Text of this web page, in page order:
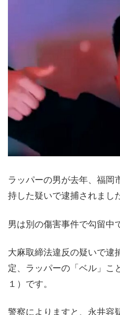
ラッパーの男が去年、福岡
持した疑いで逮捕されまし
男は別の傷害事件で勾留中
大麻取締法違反の疑いで逮
定、ラッパーの「ベル」こ
１）です。
警察によりますと、永井容